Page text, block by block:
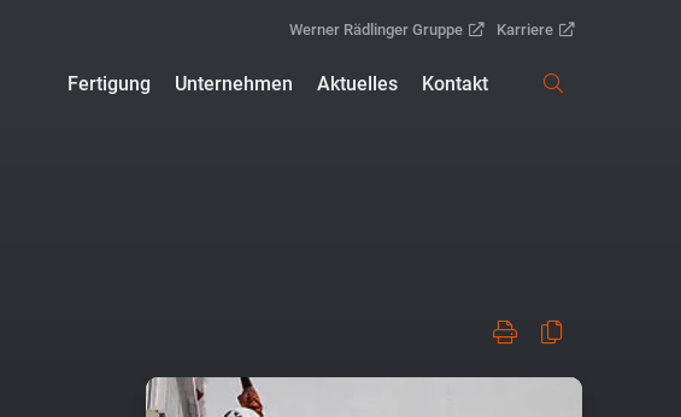
Werner Rädlinger Gruppe Karriere
Fertigung Unternehmen Aktuelles Kontakt